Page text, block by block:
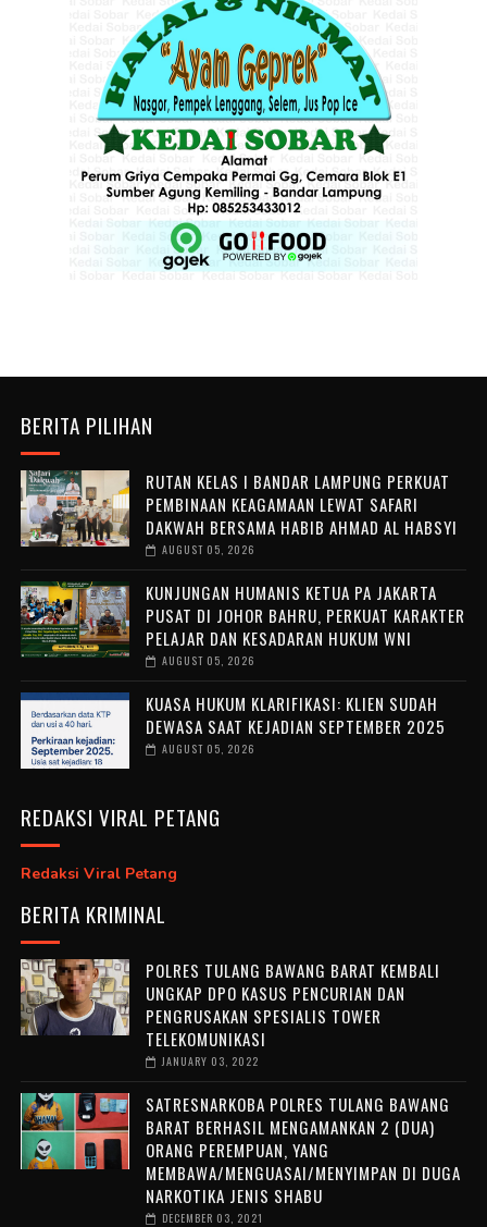
BERITA PILIHAN
RUTAN KELAS I BANDAR LAMPUNG PERKUAT
PEMBINAAN KEAGAMAAN LEWAT SAFARI
DAKWAH BERSAMA HABIB AHMAD AL HABSYI
AUGUST 05, 2026
KUNJUNGAN HUMANIS KETUA PA JAKARTA
PUSAT DI JOHOR BAHRU, PERKUAT KARAKTER
PELAJAR DAN KESADARAN HUKUM WNI
AUGUST 05, 2026
KUASA HUKUM KLARIFIKASI: KLIEN SUDAH
DEWASA SAAT KEJADIAN SEPTEMBER 2025
AUGUST 05, 2026
REDAKSI VIRAL PETANG
Redaksi Viral Petang
BERITA KRIMINAL
POLRES TULANG BAWANG BARAT KEMBALI
UNGKAP DPO KASUS PENCURIAN DAN
PENGRUSAKAN SPESIALIS TOWER
TELEKOMUNIKASI
JANUARY 03, 2022
SATRESNARKOBA POLRES TULANG BAWANG
BARAT BERHASIL MENGAMANKAN 2 (DUA)
ORANG PEREMPUAN, YANG
MEMBAWA/MENGUASAI/MENYIMPAN DI DUGA
NARKOTIKA JENIS SHABU
DECEMBER 03, 2021